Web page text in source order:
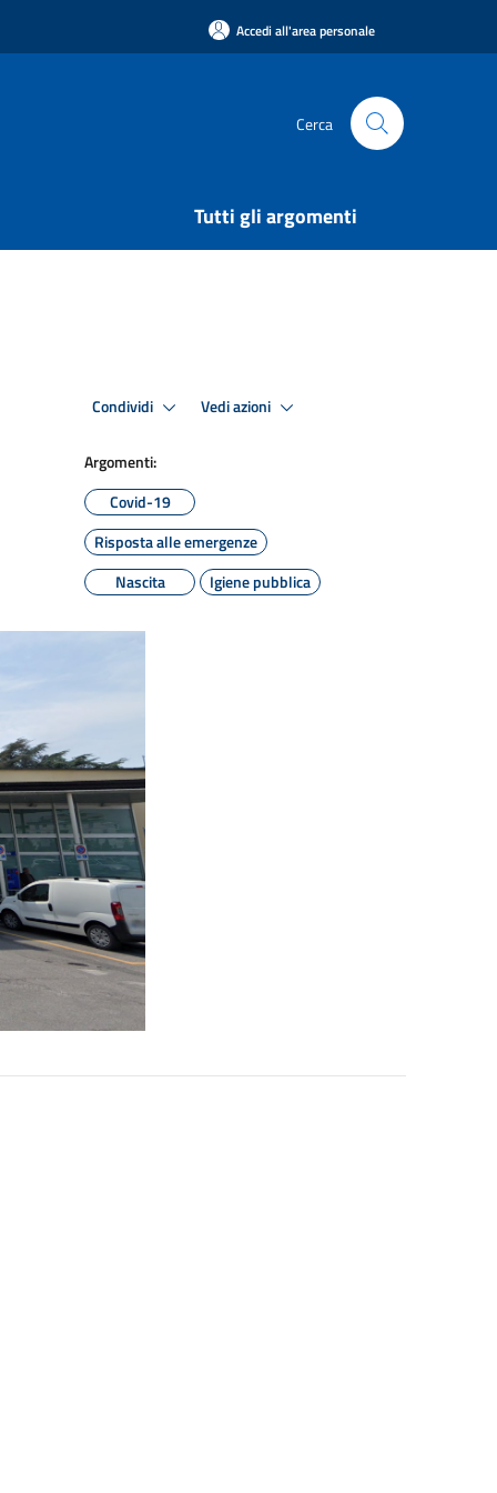
Accedi all'area personale
Cerca
Tutti gli argomenti
Condividi Vedi azioni
Argomenti:
Covid-19
Risposta alle emergenze
Nascita
Igiene pubblica